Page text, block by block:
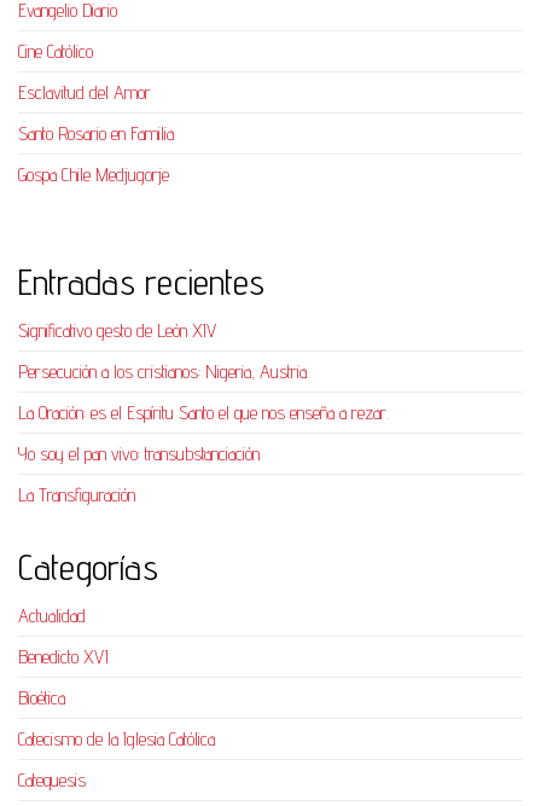
Evangelio Diario
Cine Católico
Esclavitud del Amor
Santo Rosario en Familia
Gospa Chile Medjugorje
Entradas recientes
Significativo gesto de León XIV
Persecución a los cristianos: Nigeria, Austria
La Oración: es el Espíritu Santo el que nos enseña a rezar.
Yo soy el pan vivo: transubstanciación
La Transfiguración
Categorías
Actualidad
Benedicto XVI
Bioética
Catecismo de la Iglesia Católica
Catequesis